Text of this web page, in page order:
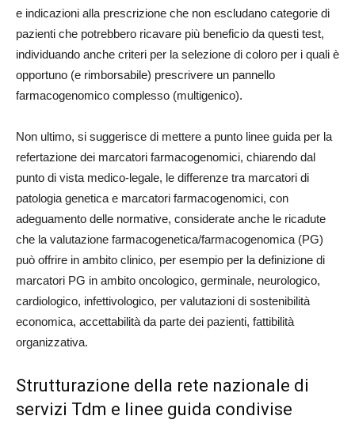
e indicazioni alla prescrizione che non escludano categorie di
pazienti che potrebbero ricavare più beneficio da questi test,
individuando anche criteri per la selezione di coloro per i quali è
opportuno (e rimborsabile) prescrivere un pannello
farmacogenomico complesso (multigenico).
Non ultimo, si suggerisce di mettere a punto linee guida per la
refertazione dei marcatori farmacogenomici, chiarendo dal
punto di vista medico-legale, le differenze tra marcatori di
patologia genetica e marcatori farmacogenomici, con
adeguamento delle normative, considerate anche le ricadute
che la valutazione farmacogenetica/farmacogenomica (PG)
può offrire in ambito clinico, per esempio per la definizione di
marcatori PG in ambito oncologico, germinale, neurologico,
cardiologico, infettivologico, per valutazioni di sostenibilità
economica, accettabilità da parte dei pazienti, fattibilità
organizzativa.
Strutturazione della rete nazionale di
servizi Tdm e linee guida condivise